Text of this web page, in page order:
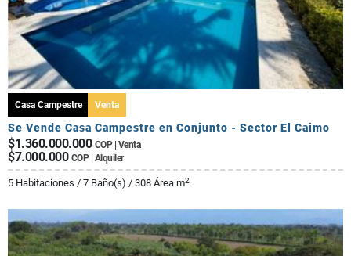
Casa Campestre Venta
Se Vende Casa Campestre en Conjunto - Sector El Caimo
$1.360.000.000 COP | Venta
$7.000.000 COP | Alquiler
5 Habitaciones / 7 Baño(s) / 308 Área m2